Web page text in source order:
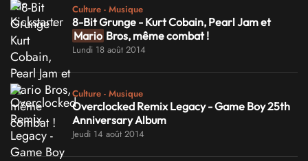
Culture - Musique
8-Bit Grunge - Kurt Cobain, Pearl Jam et
Mario Bros, même combat !
Lundi 18 août 2014
Culture - Musique
Overclocked Remix Legacy - Game Boy 25th
Anniversary Album
Jeudi 14 août 2014